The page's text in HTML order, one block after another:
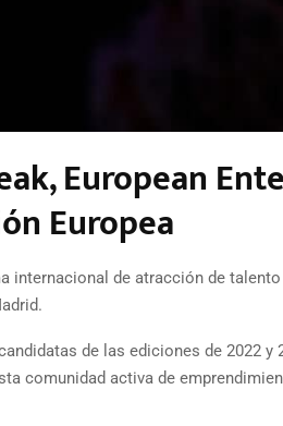
European
Europea
internacional de atracción de
de las ediciones de 2022
comunidad activa de